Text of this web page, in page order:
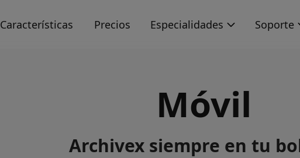
Características Precios Especialidades Soporte
Móvil
Archivex siempre en tu